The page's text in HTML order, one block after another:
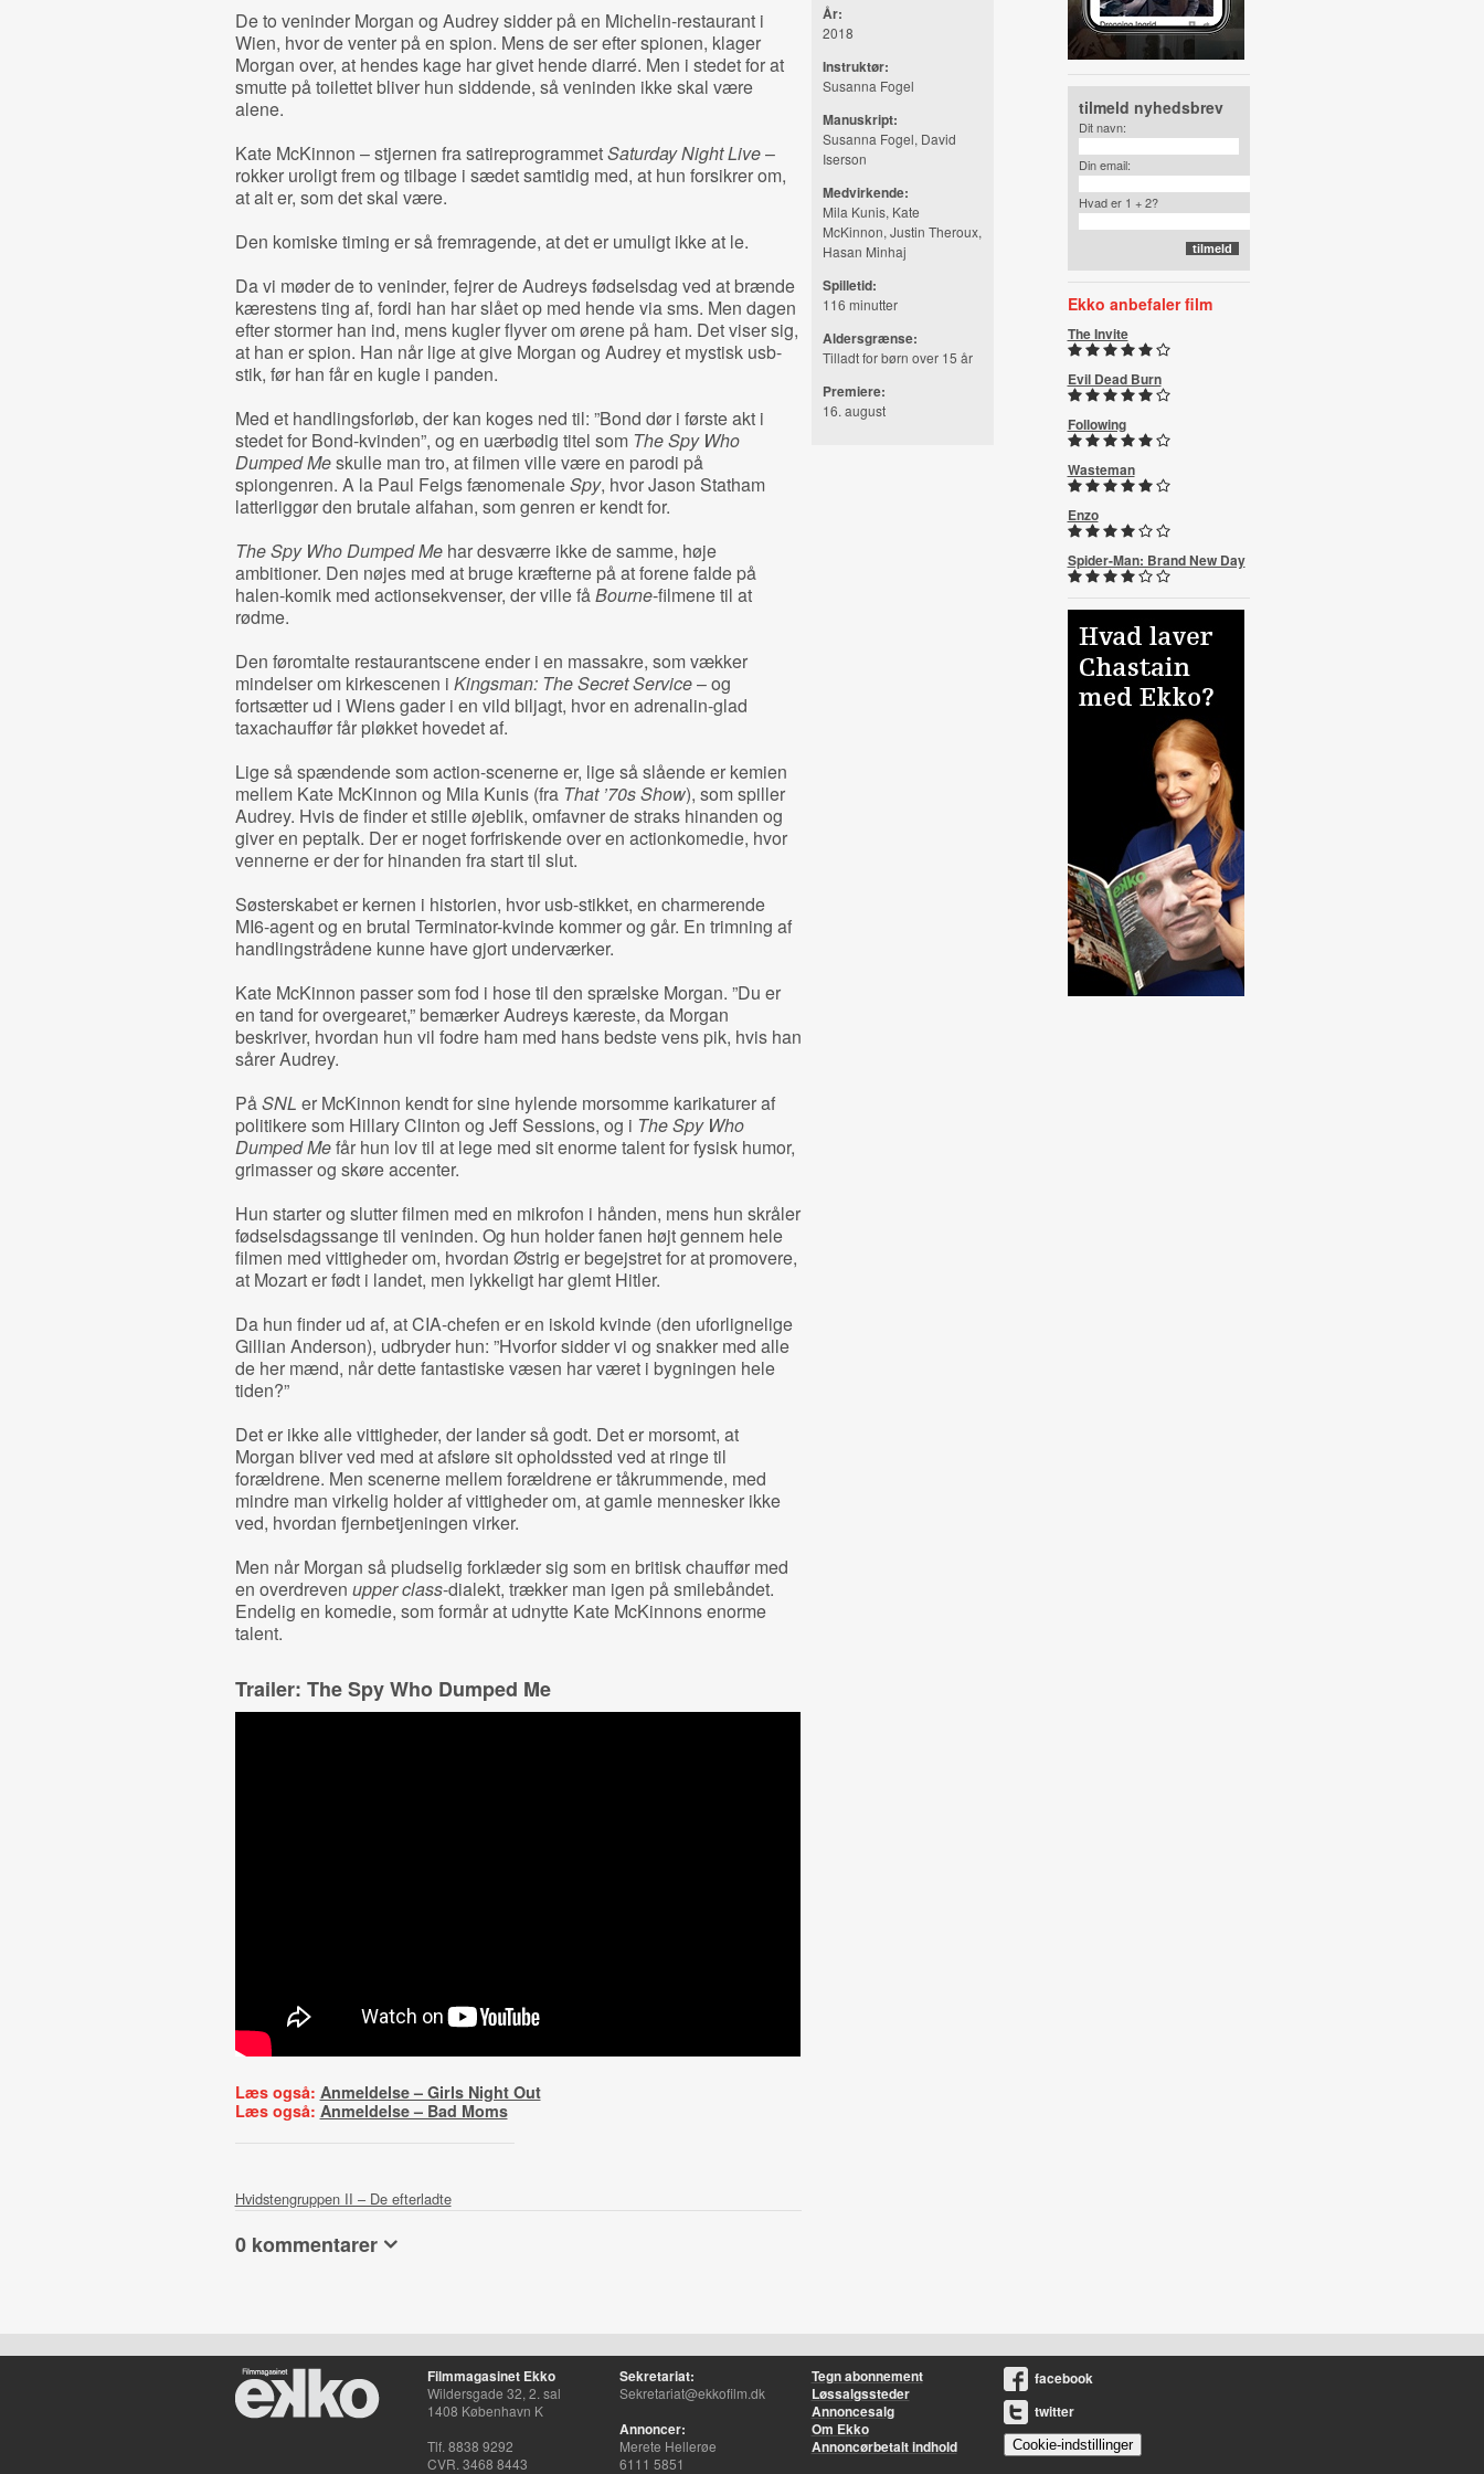
De to veninder Morgan og Audrey sidder på en Michelin-restaurant i
Wien, hvor de venter på en spion. Mens de ser efter spionen, klager
Morgan over, at hendes kage har givet hende diarré. Men i stedet for at
smutte på toilettet bliver hun siddende, så veninden ikke skal være
alene.
Kate McKinnon – stjernen fra satireprogrammetSaturday Night Live–
rokker uroligt frem og tilbage i sædet samtidig med, at hun forsikrer om,
at alt er, som det skal være.
Den komiske timing er så fremragende, at det er umuligt ikke at le.
Da vi møder de to veninder, fejrer de Audreys fødselsdag ved at brænde
kærestens ting af, fordi han har slået op med hende via sms. Men dagen
efter stormer han ind, mens kugler flyver om ørene på ham. Det viser sig,
at han er spion. Han når lige at give Morgan og Audrey et mystisk usb-
stik, før han får en kugle i panden.
Med et handlingsforløb, der kan koges ned til: ”Bond dør i første akt i
stedet for Bond-kvinden”, og en uærbødig titel som The Spy Who
Dumped Meskulle man tro, at filmen ville være en parodi på
spiongenren. A la Paul Feigs fænomenaleSpy, hvor Jason Statham
latterliggør den brutale alfahan, som genren er kendt for.
The Spy Who Dumped Mehar desværre ikke de samme, høje
ambitioner. Den nøjes med at bruge kræfterne på at forene falde på
halen-komik med actionsekvenser, der ville fåBourne-filmene til at
rødme.
Den føromtalte restaurantscene ender i en massakre, som vækker
mindelser om kirkescenen i Kingsman: The Secret Service– og
fortsætter ud i Wiens gader i en vild biljagt, hvor en adrenalin-glad
taxachauffør får pløkket hovedet af.
Lige så spændende som action-scenerne er, lige så slående er kemien
mellem Kate McKinnon og Mila Kunis (fra That ’70s Show), som spiller
Audrey. Hvis de finder et stille øjeblik, omfavner de straks hinanden og
giver en peptalk. Der er noget forfriskende over en actionkomedie, hvor
vennerne er der for hinanden fra start til slut.
Søsterskabet er kernen i historien, hvor usb-stikket, en charmerende
MI6-agent og en brutal Terminator-kvinde kommer og går. En trimning af
handlingstrådene kunne have gjort underværker.
Kate McKinnon passer som fod i hose til den sprælske Morgan. ”Du er
en tand for overgearet,” bemærker Audreys kæreste, da Morgan
beskriver, hvordan hun vil fodre ham med hans bedste vens pik, hvis han
sårer Audrey.
PåSNL er McKinnon kendt for sine hylende morsomme karikaturer af
politikere som Hillary Clinton og Jeff Sessions, og i The Spy Who
Dumped Mefår hun lov til at lege med sit enorme talent for fysisk humor,
grimasser og skøre accenter.
Hun starter og slutter filmen med en mikrofon i hånden, mens hun skråler
fødselsdagssange til veninden. Og hun holder fanen højt gennem hele
filmen med vittigheder om, hvordan Østrig er begejstret for at promovere,
at Mozart er født i landet, men lykkeligt har glemt Hitler.
Da hun finder ud af, at CIA-chefen er en iskold kvinde (den uforlignelige
Gillian Anderson), udbryder hun: ”Hvorfor sidder vi og snakker med alle
de her mænd, når dette fantastiske væsen har været i bygningen hele
tiden?”
Det er ikke alle vittigheder, der lander så godt. Det er morsomt, at
Morgan bliver ved med at afsløre sit opholdssted ved at ringe til
forældrene. Men scenerne mellem forældrene er tåkrummende, med
mindre man virkelig holder af vittigheder om, at gamle mennesker ikke
ved, hvordan fjernbetjeningen virker.
Men når Morgan så pludselig forklæder sig som en britisk chauffør med
en overdreven upper class-dialekt, trækker man igen på smilebåndet.
Endelig en komedie, som formår at udnytte Kate McKinnons enorme
talent.
Trailer: The Spy Who Dumped Me
Læs også: Anmeldelse – Girls Night Out
Læs også: Anmeldelse – Bad Moms
Hvidstengruppen II – De efterladte
0 kommentarer
År:
2018
Instruktør:
Susanna Fogel
Manuskript:
Susanna Fogel, David
Iserson
Medvirkende:
Mila Kunis, Kate
McKinnon, Justin Theroux,
Hasan Minhaj
Spilletid:
116 minutter
Aldersgrænse:
Tilladt for børn over 15 år
Premiere:
16. august
tilmeld nyhedsbrev
Dit navn:
Din email:
Hvad er 1 + 2?
Ekko anbefaler film
The Invite
Evil Dead Burn
Following
Wasteman
Enzo
Spider-Man: Brand New Day
Filmmagasinet Ekko
Wildersgade 32, 2. sal
1408 København K
Tlf. 8838 9292
CVR. 3468 8443
Sekretariat:
Sekretariat@ekkofilm.dk
Annoncer:
Merete Hellerøe
6111 5851
Tegn abonnement
Løssalgssteder
Annoncesalg
Om Ekko
Annoncørbetalt indhold
facebook
twitter
Cookie-indstillinger